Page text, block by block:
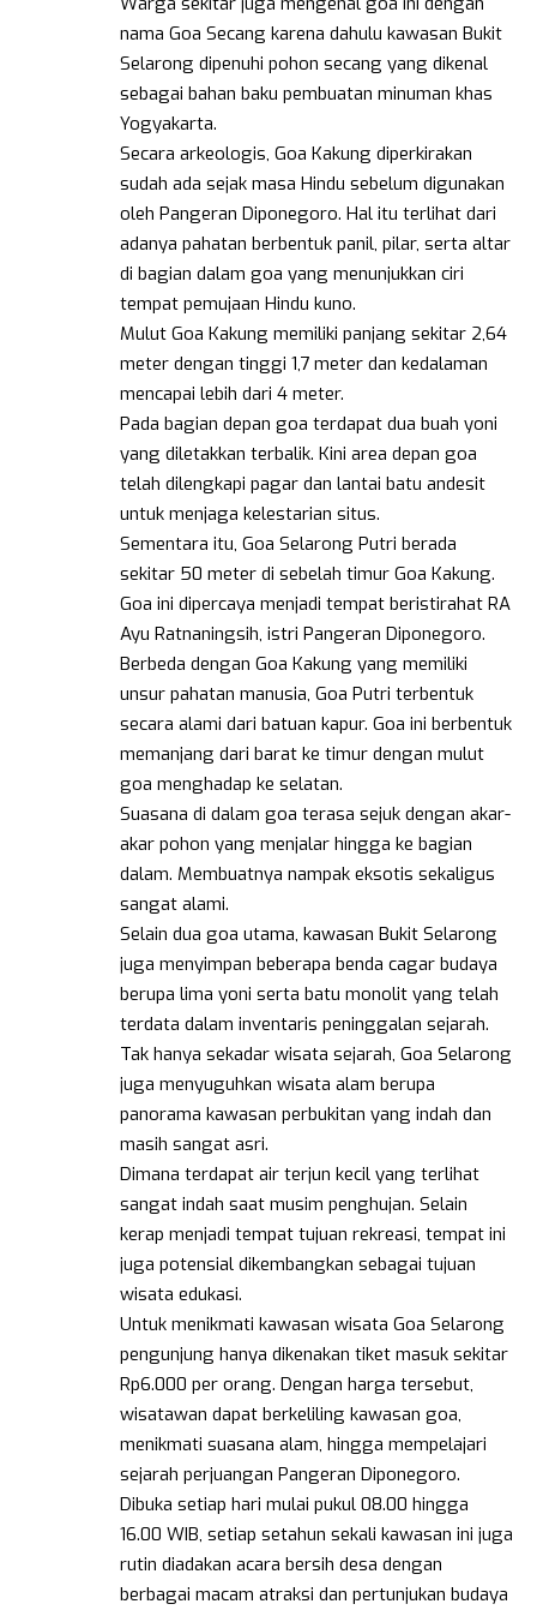
nama Goa Secang karena dahulu kawasan Bukit
Selarong dipenuhi pohon secang yang dikenal
sebagai bahan baku pembuatan minuman khas
Yogyakarta.
Secara arkeologis, Goa Kakung diperkirakan
sudah ada sejak masa Hindu sebelum digunakan
oleh Pangeran Diponegoro. Hal itu terlihat dari
adanya pahatan berbentuk panil, pilar, serta altar
di bagian dalam goa yang menunjukkan ciri
tempat pemujaan Hindu kuno.
Mulut Goa Kakung memiliki panjang sekitar 2,64
meter dengan tinggi 1,7 meter dan kedalaman
mencapai lebih dari 4 meter.
Pada bagian depan goa terdapat dua buah yoni
yang diletakkan terbalik. Kini area depan goa
telah dilengkapi pagar dan lantai batu andesit
untuk menjaga kelestarian situs.
Sementara itu, Goa Selarong Putri berada
sekitar 50 meter di sebelah timur Goa Kakung.
Goa ini dipercaya menjadi tempat beristirahat RA
Ayu Ratnaningsih, istri Pangeran Diponegoro.
Berbeda dengan Goa Kakung yang memiliki
unsur pahatan manusia, Goa Putri terbentuk
secara alami dari batuan kapur. Goa ini berbentuk
memanjang dari barat ke timur dengan mulut
goa menghadap ke selatan.
Suasana di dalam goa terasa sejuk dengan akar-
akar pohon yang menjalar hingga ke bagian
dalam. Membuatnya nampak eksotis sekaligus
sangat alami.
Selain dua goa utama, kawasan Bukit Selarong
juga menyimpan beberapa benda cagar budaya
berupa lima yoni serta batu monolit yang telah
terdata dalam inventaris peninggalan sejarah.
Tak hanya sekadar wisata sejarah, Goa Selarong
juga menyuguhkan wisata alam berupa
panorama kawasan perbukitan yang indah dan
masih sangat asri.
Dimana terdapat air terjun kecil yang terlihat
sangat indah saat musim penghujan. Selain
kerap menjadi tempat tujuan rekreasi, tempat ini
juga potensial dikembangkan sebagai tujuan
wisata edukasi.
Untuk menikmati kawasan wisata Goa Selarong
pengunjung hanya dikenakan tiket masuk sekitar
Rp6.000 per orang. Dengan harga tersebut,
wisatawan dapat berkeliling kawasan goa,
menikmati suasana alam, hingga mempelajari
sejarah perjuangan Pangeran Diponegoro.
Dibuka setiap hari mulai pukul 08.00 hingga
16.00 WIB, setiap setahun sekali kawasan ini juga
rutin diadakan acara bersih desa dengan
berbagai macam atraksi dan pertunjukan budaya